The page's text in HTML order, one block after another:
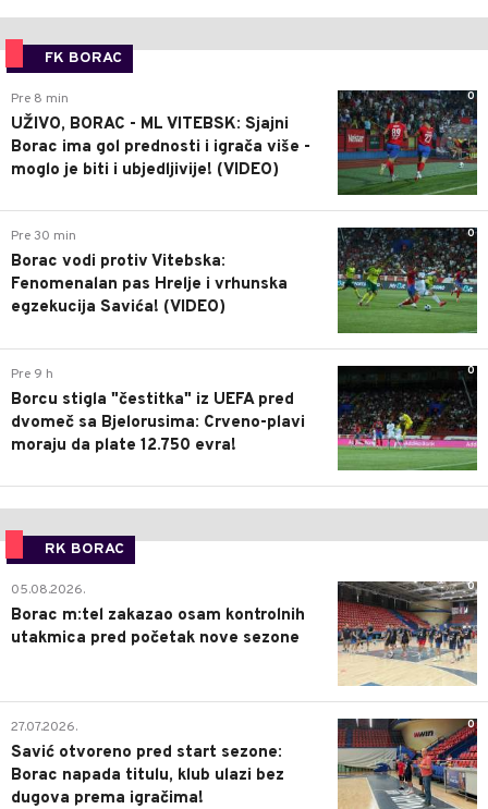
FK BORAC
0
Pre 8 min
UŽIVO, BORAC - ML VITEBSK: Sjajni
Borac ima gol prednosti i igrača više -
moglo je biti i ubjedljivije! (VIDEO)
0
Pre 30 min
Borac vodi protiv Vitebska:
Fenomenalan pas Hrelje i vrhunska
egzekucija Savića! (VIDEO)
0
Pre 9 h
Borcu stigla "čestitka" iz UEFA pred
dvomeč sa Bjelorusima: Crveno-plavi
moraju da plate 12.750 evra!
RK BORAC
0
05.08.2026.
Borac m:tel zakazao osam kontrolnih
utakmica pred početak nove sezone
0
27.07.2026.
Savić otvoreno pred start sezone:
Borac napada titulu, klub ulazi bez
dugova prema igračima!